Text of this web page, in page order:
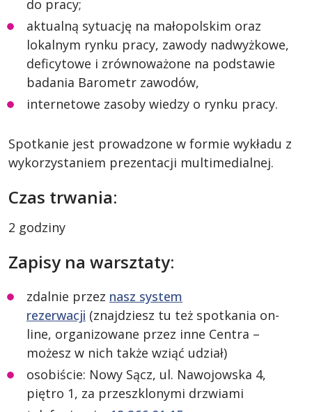
do pracy;
aktualną sytuację na małopolskim oraz
lokalnym rynku pracy, zawody nadwyżkowe,
deficytowe i zrównoważone na podstawie
badania Barometr zawodów,
internetowe zasoby wiedzy o rynku pracy.
Spotkanie jest prowadzone w formie wykładu z
wykorzystaniem prezentacji multimedialnej.
Czas trwania:
2 godziny
Zapisy na warsztaty:
zdalnie przez nasz system
rezerwacji (znajdziesz tu też spotkania on-
line, organizowane przez inne Centra –
możesz w nich także wziąć udział)
osobiście: Nowy Sącz, ul. Nawojowska 4,
piętro 1, za przeszklonymi drzwiami